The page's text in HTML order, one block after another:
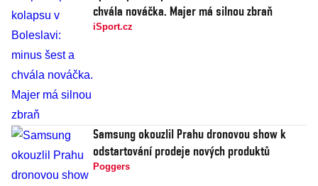
chvála nováčka. Majer má silnou zbraň
iSport.cz
Samsung okouzlil Prahu dronovou show k
odstartování prodeje nových produktů
Poggers